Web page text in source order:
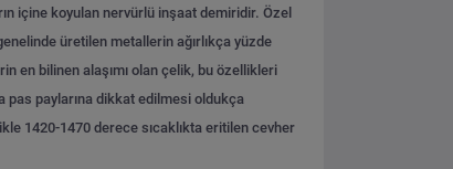
içine koyulan nervürlü inşaat demiridir. Özel
üretilen metallerin ağırlıkça yüzde
en bilinen alaşımı olan çelik, bu özellikleri
pas paylarına dikkat edilmesi oldukça
1420-1470 derece sıcaklıkta eritilen cevher